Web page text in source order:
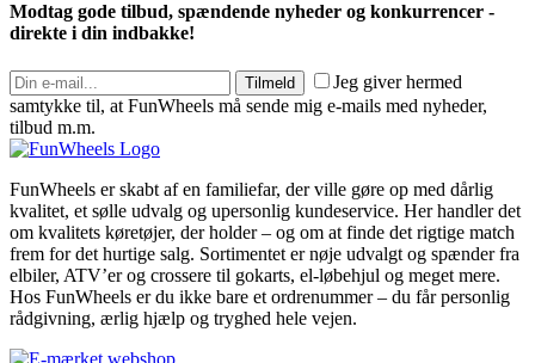
Modtag gode tilbud, spændende nyheder og konkurrencer -
direkte i din indbakke!
Tilmeld
Jeg giver hermed
samtykke til, at FunWheels må sende mig e-mails med nyheder,
tilbud m.m.
FunWheels er skabt af en familiefar, der ville gøre op med dårlig
kvalitet, et sølle udvalg og upersonlig kundeservice. Her handler det
om kvalitets køretøjer, der holder – og om at finde det rigtige match
frem for det hurtige salg. Sortimentet er nøje udvalgt og spænder fra
elbiler, ATV’er og crossere til gokarts, el-løbehjul og meget mere.
Hos FunWheels er du ikke bare et ordrenummer – du får personlig
rådgivning, ærlig hjælp og tryghed hele vejen.